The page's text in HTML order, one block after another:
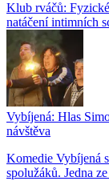
Klub rváčů:
natáčení intimních
Vybíjená: Hlas
návštěva
Komedie Vybíjená
spolužáků. Jedna